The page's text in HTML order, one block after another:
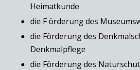
Heimatkunde
die F örderung des
die Förderung des
Denkmalpflege
die Förderung des